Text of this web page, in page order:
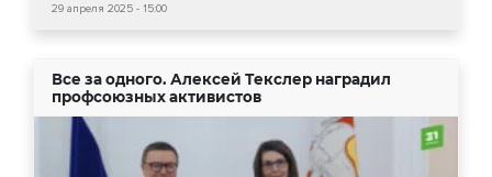
29 апреля 2025 - 15:00
Все за одного. Алексей Текслер наградил
профсоюзных активистов